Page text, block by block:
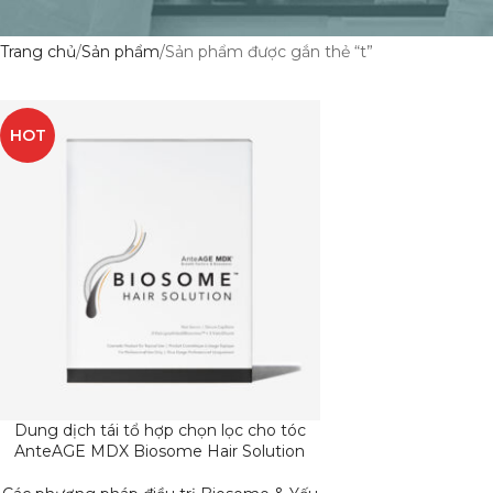
Trang chủ Sản phẩm Sản phẩm được gắn thẻ “t”
HOT
ĐỌC TIẾP
Dung dịch tái tổ hợp chọn lọc cho tóc
AnteAGE MDX Biosome Hair Solution